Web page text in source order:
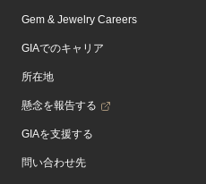
Gem & Jewelry Careers
GIAでのキャリア
所在地
懸念を報告する
GIAを支援する
問い合わせ先